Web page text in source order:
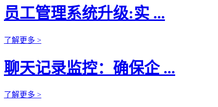
员工管理系统升级:实 ...
了解更多 >
聊天记录监控：确保企 ...
了解更多 >